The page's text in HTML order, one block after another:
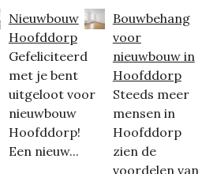
Nieuwbouw
Hoofddorp
Gefeliciteerd
met je bent
uitgeloot voor
nieuwbouw
Hoofddorp!
Een nieuw...
Bouwbehang
voor
nieuwbouw in
Hoofddorp
Steeds meer
mensen in
Hoofddorp
zien de
voordelen van